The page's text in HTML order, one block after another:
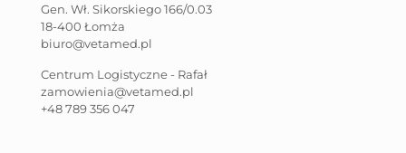
Gen. Wł. Sikorskiego 166/0.03
18-400 Łomża
biuro@vetamed.pl
Centrum Logistyczne - Rafał
zamowienia@vetamed.pl
+48 789 356 047